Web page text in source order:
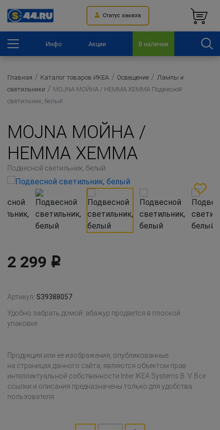
Статус заказа
Инфо Акции В наличии
Главная Каталог товаров ИКЕА Освещение
Лампы и
светильники
MOJNA МОЙНА / HEMMA ХЕММА Подвесной
светильник, белый
MOJNA МОЙНА /
HEMMA ХЕММА
Подвесной светильник, белый
2 299 Р
Артикул: S39388057
Удобно забрать домой: абажур продается в плоской
упаковке.
Продукция или ее изображения, опубликованные
на страницах данного сайта, являются объектом прав
интеллектуальной собственности Inter IKEA Systems B. V. Все
ссылки и описания предназначены только для удобства
пользователя.